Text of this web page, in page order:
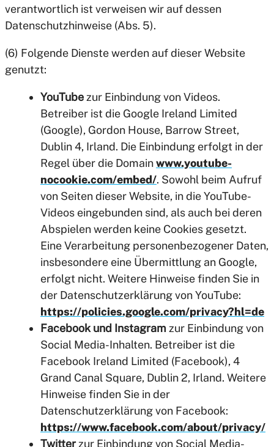
verantwortlich ist verweisen wir auf dessen
Datenschutzhinweise (Abs. 5).
(6) Folgende Dienste werden auf dieser Website
genutzt:
YouTube zur Einbindung von Videos.
Betreiber ist die Google Ireland Limited
(Google), Gordon House, Barrow Street,
Dublin 4, Irland. Die Einbindung erfolgt in der
Regel über die Domainwww.youtube-
nocookie.com/embed/. Sowohl beim Aufruf
von Seiten dieser Website, in die YouTube-
Videos eingebunden sind, als auch bei deren
Abspielen werden keine Cookies gesetzt.
Eine Verarbeitung personenbezogener Daten,
insbesondere eine Übermittlung an Google,
erfolgt nicht. Weitere Hinweise finden Sie in
der Datenschutzerklärung von YouTube:
https://policies.google.com/privacy?hl=de
Facebook und Instagram zur Einbindung von
Social Media-Inhalten. Betreiber ist die
Facebook Ireland Limited (Facebook), 4
Grand Canal Square, Dublin 2, Irland. Weitere
Hinweise finden Sie in der
Datenschutzerklärung von Facebook:
https://www.facebook.com/about/privacy/
Twitterzur Einbindung von Social Media-